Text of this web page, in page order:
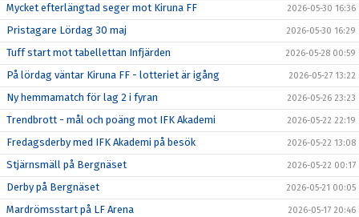
Mycket efterlängtad seger mot Kiruna FF 2026-05-30 16:36
Pristagare Lördag 30 maj 2026-05-30 16:29
Tuff start mot tabellettan Infjärden 2026-05-28 00:59
På lördag väntar Kiruna FF - lotteriet är igång 2026-05-27 13:22
Ny hemmamatch för lag 2 i fyran 2026-05-26 23:23
Trendbrott - mål och poäng mot IFK Akademi 2026-05-22 22:19
Fredagsderby med IFK Akademi på besök 2026-05-22 13:08
Stjärnsmäll på Bergnäset 2026-05-22 00:17
Derby på Bergnäset 2026-05-21 00:05
Mardrömsstart på LF Arena 2026-05-17 20:46